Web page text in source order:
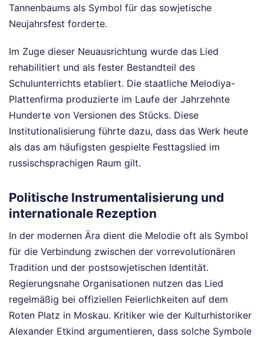
Tannenbaums als Symbol für das sowjetische
Neujahrsfest forderte.
Im Zuge dieser Neuausrichtung wurde das Lied
rehabilitiert und als fester Bestandteil des
Schulunterrichts etabliert. Die staatliche Melodiya-
Plattenfirma produzierte im Laufe der Jahrzehnte
Hunderte von Versionen des Stücks. Diese
Institutionalisierung führte dazu, dass das Werk heute
als das am häufigsten gespielte Festtagslied im
russischsprachigen Raum gilt.
Politische Instrumentalisierung und
internationale Rezeption
In der modernen Ära dient die Melodie oft als Symbol
für die Verbindung zwischen der vorrevolutionären
Tradition und der postsowjetischen Identität.
Regierungsnahe Organisationen nutzen das Lied
regelmäßig bei offiziellen Feierlichkeiten auf dem
Roten Platz in Moskau. Kritiker wie der Kulturhistoriker
Alexander Etkind argumentieren, dass solche Symbole